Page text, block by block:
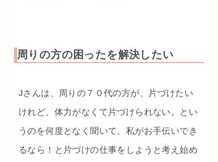
周りの方の困ったを解決したい
Jさんは、周りの７０代の方が、片づけたい
けれど、体力がなくて片づけられない。とい
うのを何度となく聞いて、私がお手伝いでき
るなら！と片づけの仕事をしようと考え始め